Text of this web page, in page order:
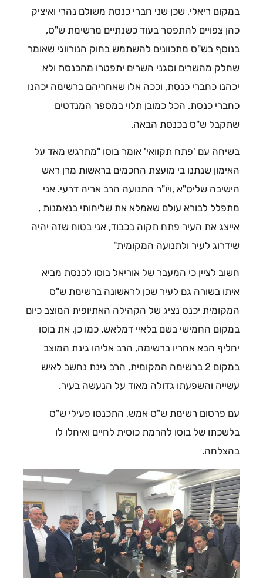
במקום ריאלי, שכן שני חברי כנסת משולם נהרי ואיציק
כהן צפויים להתפטר בעוד כשנתיים מרשימת ש"ס,
בנוסף בש"ס מתכוונים להשתמש בחוק הנורווגי שאומר
שחלק מהשרים וסגני השרים יתפטרו מהכנסת ולא
יכהנו כחברי כנסת, וככה אלו שאחריהם ברשימה יכהנו
כחברי כנסת. הכל כמובן תלוי במספר המנדטים
שתקבל ש"ס בכנסת הבאה.
בשיחה עם 'פתח תקוואי' אומר בוסו "מתרגש מאד על
האימון שנתנו בי מועצת החכמים בראשות מרן ראש
הישיבה שליט"א ,ויו"ר התנועה הרב אריה דרעי. אני
מתפלל לבורא עולם שאמלא את שליחותי בנאמנות ,
אייצג את העיר פתח תקוה בכבוד, אני בטוח שזה יהיה
שידרוג לעיר ולתנועה המקומית"
חשוב לציין כי המעבר של אוריאל בוסו לכנסת מביא
איתו בשורה גם לעיר שכן לראשונה ברשימת ש"ס
המקומית יכנס נציג של הקהילה האתיופית המוצב כיום
במקום החמישי בשם בלאיי דמלאש. כמו כן, את בוסו
יחליף הבא אחריו ברשימה, הרב אליהו גינת המוצב
במקום 2 ברשימה המקומית, הרב גינת נחשב לאיש
עשייה והשפעתו גדולה מאוד על הנעשה בעיר.
עם פרסום רשימת ש"ס אמש, התכנסו פעילי ש"ס
בלשכתו של בוסו להרמת כוסית לחיים ואיחלו לו
בהצלחה.